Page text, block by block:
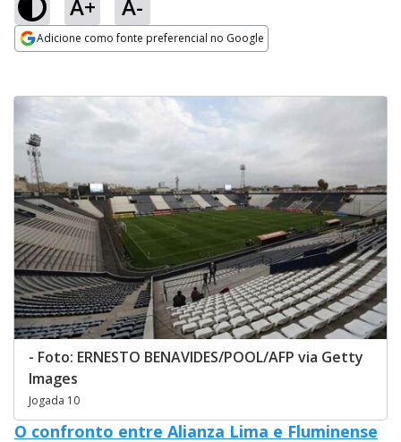
A+ A-
Adicione como fonte preferencial no Google
- Foto: ERNESTO BENAVIDES/POOL/AFP via Getty
Images
Jogada 10
O confronto entre Alianza Lima e Fluminense